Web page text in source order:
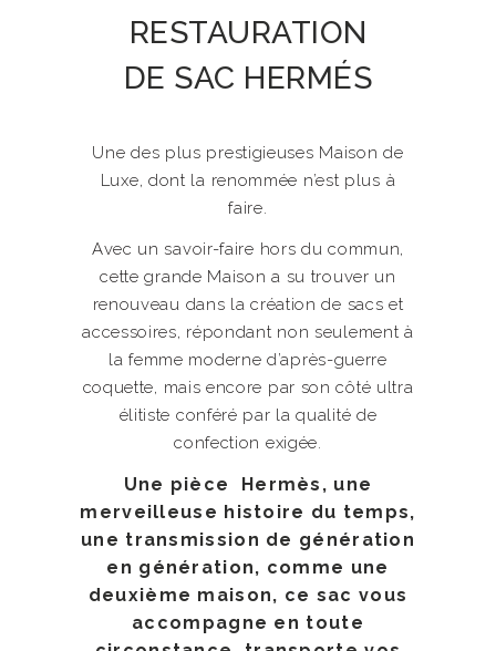
RESTAURATION
DE SAC HERMÉS
Une des plus prestigieuses Maison de
Luxe, dont la renommée n’est plus à
faire.
Avec un savoir-faire hors du commun,
cette grande Maison a su trouver un
renouveau dans la création de sacs et
accessoires, répondant non seulement à
la femme moderne d’après-guerre
coquette, mais encore par son côté ultra
élitiste conféré par la qualité de
confection exigée.
Une pièce Hermès, une
merveilleuse histoire du temps,
une transmission de génération
en génération, comme une
deuxième maison, ce sac vous
accompagne en toute